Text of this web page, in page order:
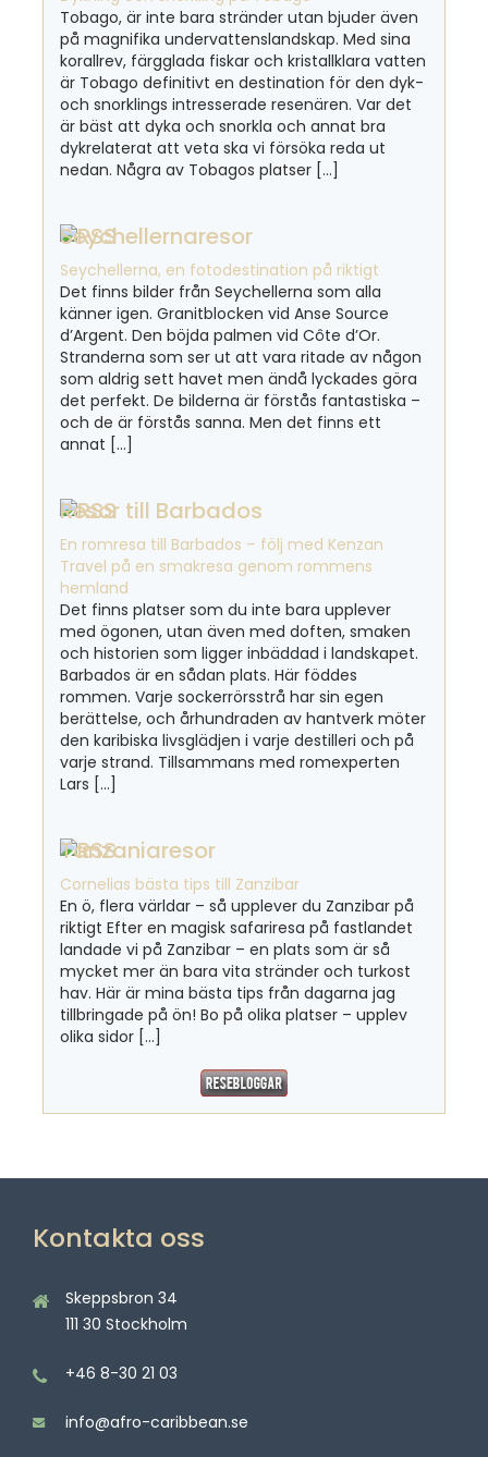
Tobago, är inte bara stränder utan bjuder även
på magnifika undervattenslandskap. Med sina
korallrev, färgglada fiskar och kristallklara vatten
är Tobago definitivt en destination för den dyk-
och snorklings intresserade resenären. Var det
är bäst att dyka och snorkla och annat bra
dykrelaterat att veta ska vi försöka reda ut
nedan. Några av Tobagos platser […]
Seychellernaresor
Seychellerna, en fotodestination på riktigt
Det finns bilder från Seychellerna som alla
känner igen. Granitblocken vid Anse Source
d’Argent. Den böjda palmen vid Côte d’Or.
Stranderna som ser ut att vara ritade av någon
som aldrig sett havet men ändå lyckades göra
det perfekt. De bilderna är förstås fantastiska –
och de är förstås sanna. Men det finns ett
annat […]
Resor till Barbados
En romresa till Barbados – följ med Kenzan
Travel på en smakresa genom rommens
hemland
Det finns platser som du inte bara upplever
med ögonen, utan även med doften, smaken
och historien som ligger inbäddad i landskapet.
Barbados är en sådan plats. Här föddes
rommen. Varje sockerrörsstrå har sin egen
berättelse, och århundraden av hantverk möter
den karibiska livsglädjen i varje destilleri och på
varje strand. Tillsammans med romexperten
Lars […]
Tanzaniaresor
Cornelias bästa tips till Zanzibar
En ö, flera världar – så upplever du Zanzibar på
riktigt Efter en magisk safariresa på fastlandet
landade vi på Zanzibar – en plats som är så
mycket mer än bara vita stränder och turkost
hav. Här är mina bästa tips från dagarna jag
tillbringade på ön! Bo på olika platser – upplev
olika sidor […]
Kontakta oss
Skeppsbron 34
111 30 Stockholm
+46 8-30 21 03
info@afro-caribbean.se